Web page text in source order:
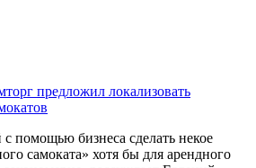
предложил локализовать
помощью бизнеса сделать некое
самоката» хотя бы для арендного